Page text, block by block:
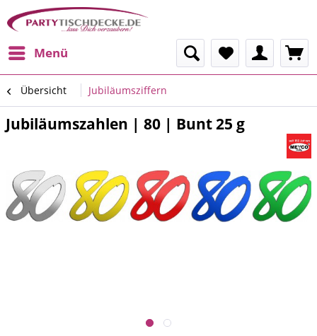
Menü
Übersicht Jubiläumsziffern
Jubiläumszahlen | 80 | Bunt 25 g